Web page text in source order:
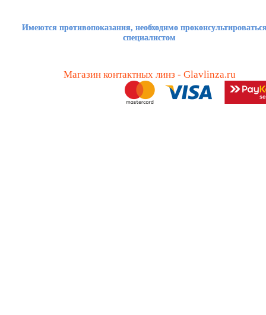
Имеются противопоказания, необходимо
специалистом
Магазин контактных линз - Glavlinza.ru